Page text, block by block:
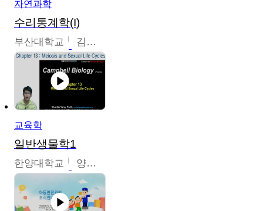
자연과학
수리통계학(I)
부산대학교 김충락
교육학
일반생물학1
한양대학교 양철수